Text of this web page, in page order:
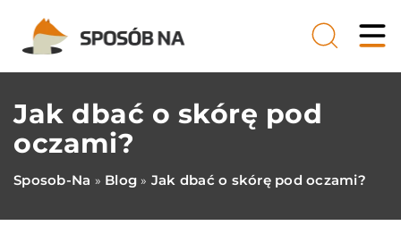
Jak dbać o skórę pod
oczami?
Sposob-Na » Blog » Jak dbać o skórę pod oczami?